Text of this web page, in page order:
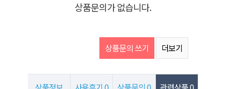
상품문의가 없습니다.
상품문의 쓰기 더보기